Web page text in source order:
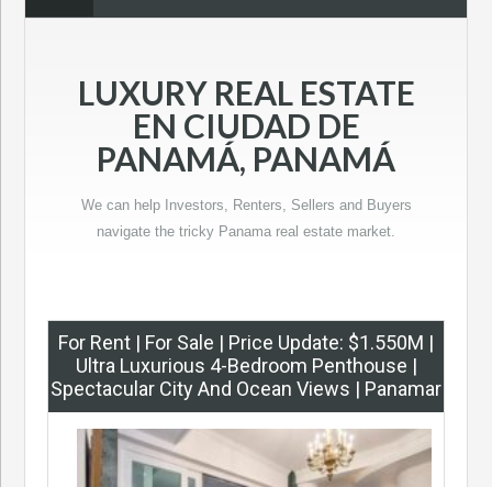
LUXURY REAL ESTATE
EN CIUDAD DE
PANAMÁ, PANAMÁ
We can help Investors, Renters, Sellers and Buyers
navigate the tricky Panama real estate market.
For Rent | For Sale | Price Update: $1.550M |
Ultra Luxurious 4-Bedroom Penthouse |
Spectacular City And Ocean Views | Panamar